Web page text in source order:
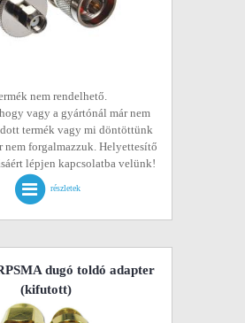
nem rendelhető.
vagy a gyártónál már nem
termék vagy mi döntöttünk
nem forgalmazzuk. Helyettesítő
lépjen kapcsolatba velünk!
részletek
dugó toldó adapter
(kifutott)